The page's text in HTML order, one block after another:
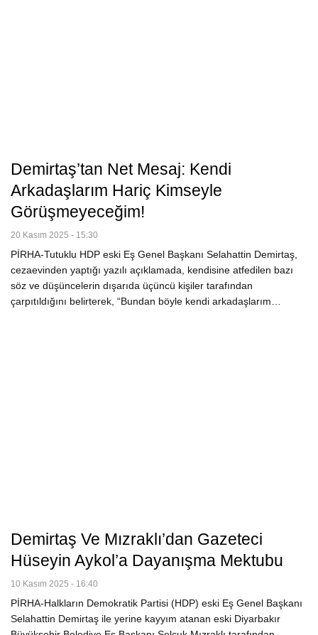
Demirtaş’tan Net Mesaj: Kendi
Arkadaşlarım Hariç Kimseyle
Görüşmeyeceğim!
20 Kasım 2025 - 15:30
PİRHA-Tutuklu HDP eski Eş Genel Başkanı Selahattin Demirtaş,
cezaevinden yaptığı yazılı açıklamada, kendisine atfedilen bazı
söz ve düşüncelerin dışarıda üçüncü kişiler tarafından
çarpıtıldığını belirterek, “Bundan böyle kendi arkadaşlarım…
Demirtaş Ve Mızraklı’dan Gazeteci
Hüseyin Aykol’a Dayanışma Mektubu
10 Kasım 2025 - 16:40
PİRHA-Halkların Demokratik Partisi (HDP) eski Eş Genel Başkanı
Selahattin Demirtaş ile yerine kayyım atanan eski Diyarbakır